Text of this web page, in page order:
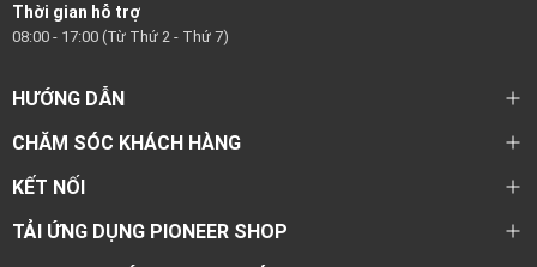
Thời gian hỗ trợ
08:00 - 17:00 (Từ Thứ 2 - Thứ 7)
HƯỚNG DẪN
CHĂM SÓC KHÁCH HÀNG
KẾT NỐI
TẢI ỨNG DỤNG PIONEER SHOP